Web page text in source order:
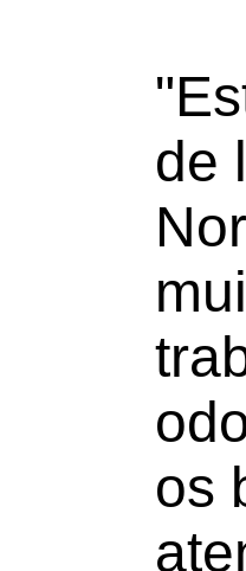
de
os